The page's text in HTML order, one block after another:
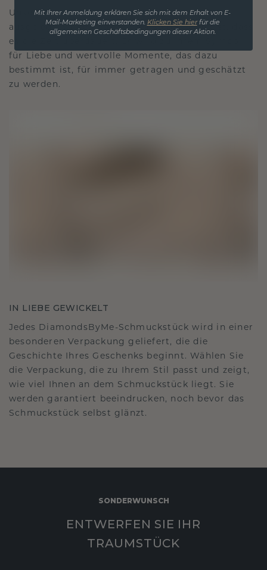
Unsere Designphilosophie ist auf Verbindung
ausgelegt, wobei jedes Stück so gestaltet ist, dass
es die Zeit überdauert. Es wird zu Ihrem Symbol
für Liebe und wertvolle Momente, das dazu
bestimmt ist, für immer getragen und geschätzt
zu werden.
IN LIEBE GEWICKELT
Jedes DiamondsByMe-Schmuckstück wird in einer
besonderen Verpackung geliefert, die die
Geschichte Ihres Geschenks beginnt. Wählen Sie
die Verpackung, die zu Ihrem Stil passt und zeigt,
wie viel Ihnen an dem Schmuckstück liegt. Sie
werden garantiert beeindrucken, noch bevor das
Schmuckstück selbst glänzt.
SONDERWUNSCH
ENTWERFEN SIE IHR
TRAUMSTÜCK
Mit Ihrer Anmeldung erklären Sie sich mit dem Erhalt von E-
Mail-Marketing einverstanden. Klicken Sie hierfür die
allgemeinen Geschäftsbedingungen dieser Aktion.